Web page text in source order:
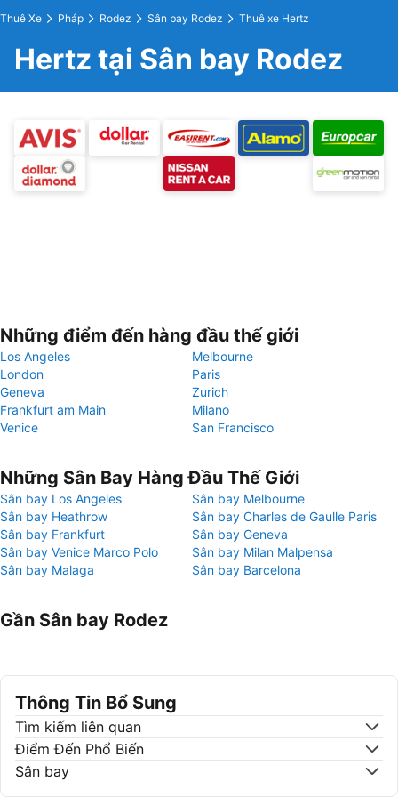
Thuê Xe Pháp Rodez Sân bay Rodez Thuê xe Hertz
Hertz tại Sân bay Rodez
Những điểm đến hàng đầu thế giới
Los Angeles
Melbourne
London
Paris
Geneva
Zurich
Frankfurt am Main
Milano
Venice
San Francisco
Những Sân Bay Hàng Đầu Thế Giới
Sân bay Los Angeles
Sân bay Melbourne
Sân bay Heathrow
Sân bay Charles de Gaulle Paris
Sân bay Frankfurt
Sân bay Geneva
Sân bay Venice Marco Polo
Sân bay Milan Malpensa
Sân bay Malaga
Sân bay Barcelona
Gần Sân bay Rodez
Thông Tin Bổ Sung
Tìm kiếm liên quan
Điểm Đến Phổ Biến
Sân bay